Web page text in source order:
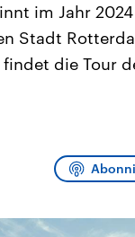
Anhalt
am 6.
neuen
das
Berichte
den Parteien
anstehenden
USA
Programm
im Jahr
Stadt
die Tour